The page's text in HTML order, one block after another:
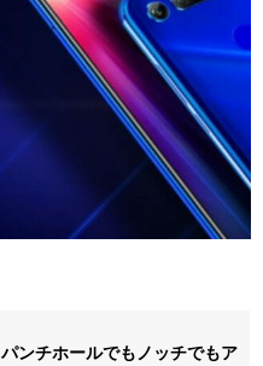
パンチホールでもノッチでもア